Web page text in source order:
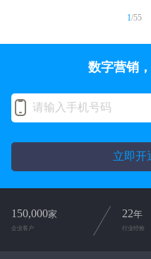
1/55
数字营销
立即开
150,000家
企业客户
22年
行业经验